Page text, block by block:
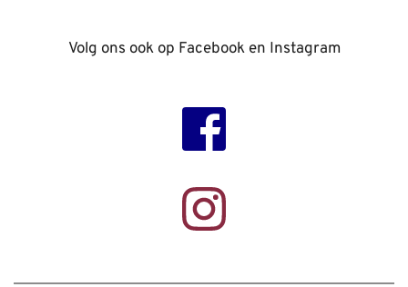
Volg ons ook op Facebook en Instagram